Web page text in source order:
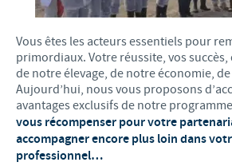
Vous êtes les acteurs essentiels pour
primordiaux. Votre réussite, vos succès,
de notre élevage, de notre économie,
Aujourd’hui, nous vous proposons
avantages exclusifs de notre programme
vous récompenser pour votre
accompagner encore plus loin dans
professionnel…